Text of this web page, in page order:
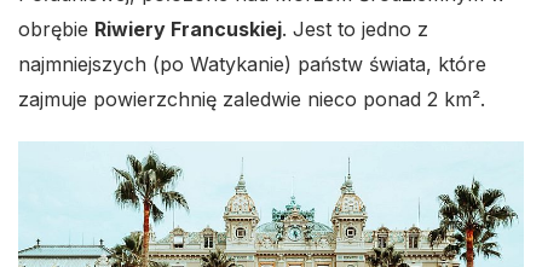
obrębie Riwiery Francuskiej. Jest to jedno z
najmniejszych (po Watykanie) państw świata, które
zajmuje powierzchnię zaledwie nieco ponad 2 km².